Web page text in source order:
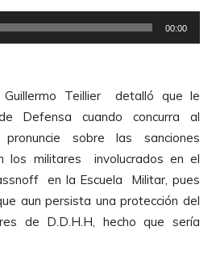
00:00
Guillermo Teillier detalló que le
Defensa cuando concurra al
sobre las sanciones
los militares involucrados en el
en la Escuela Militar, pues
aun persista una protección del
de D.D.H.H, hecho que sería